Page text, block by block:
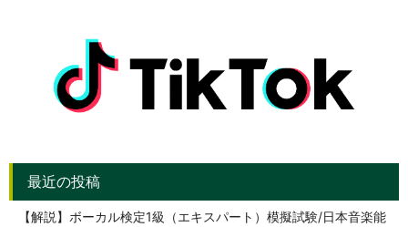
【解説】ボーカル検定1級（エキスパート）模擬試験/日本音楽能